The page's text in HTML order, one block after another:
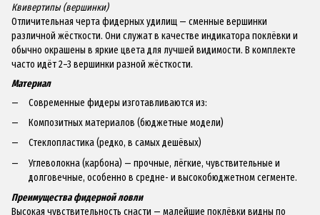
Квивертипы (вершинки)
Отличительная черта фидерных удилищ — сменные вершинки
различной жёсткости. Они служат в качестве индикатора поклёвки и
обычно окрашены в яркие цвета для лучшей видимости. В комплекте
часто идёт 2–3 вершинки разной жёсткости.
Материал
Современные фидеры изготавливаются из:
Композитных материалов (бюджетные модели)
Стеклопластика (редко, в самых дешёвых)
Углеволокна (карбона) — прочные, лёгкие, чувствительные и
долговечные, особенно в средне- и высокобюджетном сегменте.
Преимущества фидерной ловли
Высокая чувствительность снасти — малейшие поклёвки видны по